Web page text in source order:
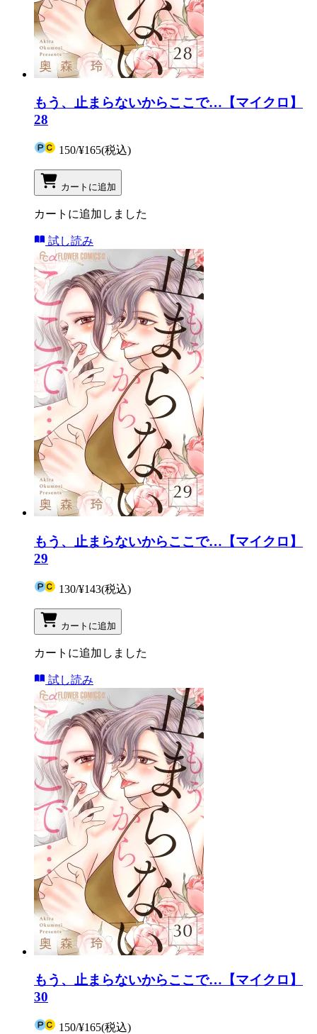
もう、止まらないからここで…【マイクロ】
28
150/¥165(税込)
カートに追加
カートに追加しました
試し読み
もう、止まらないからここで…【マイクロ】
29
130/¥143(税込)
カートに追加
カートに追加しました
試し読み
もう、止まらないからここで…【マイクロ】
30
150/¥165(税込)